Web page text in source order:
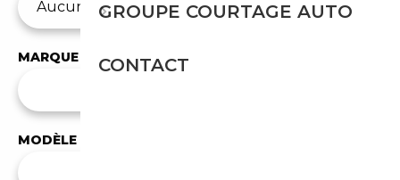
MARQUE
MODÈLE
GROUPE COURTAGE AUTO
CONTACT